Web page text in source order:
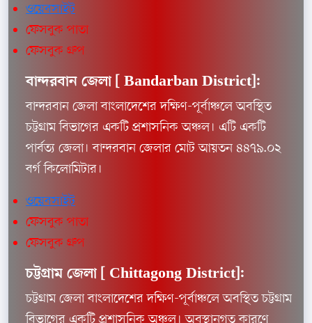
ওয়েবসাইট
ফেসবুক পাতা
ফেসবুক গ্রুপ
বান্দরবান জেলা [ Bandarban District]:
বান্দরবান জেলা বাংলাদেশের দক্ষিণ-পূর্বাঞ্চলে অবস্থিত
চট্টগ্রাম বিভাগের একটি প্রশাসনিক অঞ্চল। এটি একটি
পার্বত্য জেলা। বান্দরবান জেলার মোট আয়তন ৪৪৭৯.০২
বর্গ কিলোমিটার।
ওয়েবসাইট
ফেসবুক পাতা
ফেসবুক গ্রুপ
চট্টগ্রাম জেলা [ Chittagong District]:
চট্টগ্রাম জেলা বাংলাদেশের দক্ষিণ-পূর্বাঞ্চলে অবস্থিত চট্টগ্রাম